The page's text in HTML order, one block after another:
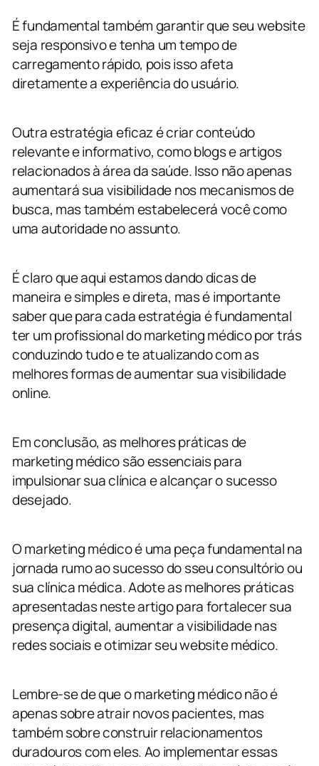
É fundamental também garantir que seu website
seja responsivo e tenha um tempo de
carregamento rápido, pois isso afeta
diretamente a experiência do usuário.
Outra estratégia eficaz é criar conteúdo
relevante e informativo, como blogs e artigos
relacionados à área da saúde. Isso não apenas
aumentará sua visibilidade nos mecanismos de
busca, mas também estabelecerá você como
uma autoridade no assunto.
É claro que aqui estamos dando dicas de
maneira e simples e direta, mas é importante
saber que para cada estratégia é fundamental
ter um profissional do marketing médico por trás
conduzindo tudo e te atualizando com as
melhores formas de aumentar sua visibilidade
online.
Em conclusão, as melhores práticas de
marketing médico são essenciais para
impulsionar sua clínica e alcançar o sucesso
desejado.
O marketing médico é uma peça fundamental na
jornada rumo ao sucesso do sseu consultório ou
sua clínica médica. Adote as melhores práticas
apresentadas neste artigo para fortalecer sua
presença digital, aumentar a visibilidade nas
redes sociais e otimizar seu website médico.
Lembre-se de que o marketing médico não é
apenas sobre atrair novos pacientes, mas
também sobre construir relacionamentos
duradouros com eles. Ao implementar essas